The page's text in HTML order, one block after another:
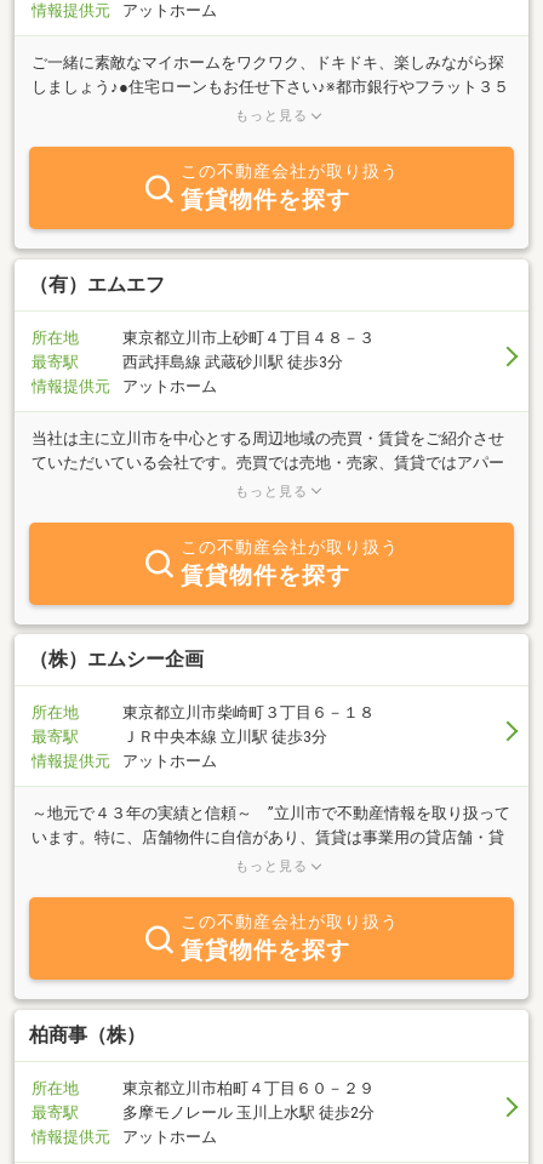
情報提供元
アットホーム
ご一緒に素敵なマイホームをワクワク、ドキドキ、楽しみながら探
しましょう♪●住宅ローンもお任せ下さい♪※都市銀行やフラット３５
の「事前審査」を受付けております。また（財）住宅金融普及協会
すめ致します●弊社では、不動産業界で売り出し中のほとんどの物
件を取り扱い、ご紹介出来ます♪●物件のご案内は、お客様が納得い
くまで何回でもお付き合いさせて頂きます♪※プロから見たデメリッ
トもしっかりとお伝え致します♪●物件紹介→お申込→ローン「事前
審査」→契約前の重要事項説明→ご契約→ローン「本審査」→ロー
ン契約→火災保険加入→諸費用計算→決済・お引渡し→リフォーム
もっと見る
この不動産会社が取り扱う
賃貸物件を探す
（有）エムエフ
所在地
東京都立川市上砂町４丁目４８－３
最寄駅
西武拝島線 武蔵砂川駅 徒歩3分
情報提供元
アットホーム
当社は主に立川市を中心とする周辺地域の売買・賃貸をご紹介させ
ていただいている会社です。売買では売地・売家、賃貸ではアパー
ト・マンション・戸建はもちろんのこと、貸店舗・事務所や駐車場
短期ＯＫ等様々な物件がございます。お客様の物件探しで少しでも
お力添えになれればと思っております。お気軽にご相談下さい。
もっと見る
この不動産会社が取り扱う
賃貸物件を探す
（株）エムシー企画
所在地
東京都立川市柴崎町３丁目６－１８
最寄駅
ＪＲ中央本線 立川駅 徒歩3分
情報提供元
アットホーム
～地元で４３年の実績と信頼～ ”立川市で不動産情報を取り扱って
います。特に、店舗物件に自信があり、賃貸は事業用の貸店舗・貸
事務所・倉庫のみ専門に取り扱っております。 立川駅近辺の飲食
医療用、整体、物販店などお気軽にお問い合わせ下さい。”
もっと見る
この不動産会社が取り扱う
賃貸物件を探す
柏商事（株）
所在地
東京都立川市柏町４丁目６０－２９
最寄駅
多摩モノレール 玉川上水駅 徒歩2分
情報提供元
アットホーム